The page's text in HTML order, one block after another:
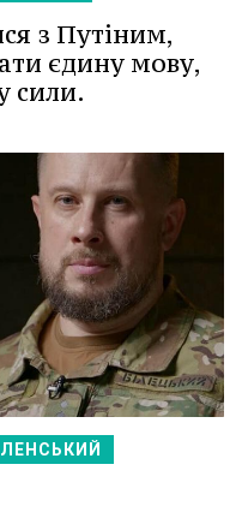
з Путіним,
єдину мову,
сили.